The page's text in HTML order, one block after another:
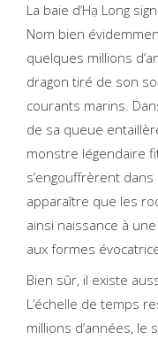
La baie d’Hạ Long
Nom bien
quelques millions
dragon tiré de son
courants marins.
de sa queue
monstre légendaire
s’engouffrèrent
apparaître que les
ainsi naissance à
aux formes
Bien sûr, il existe
L’échelle de temps
millions d’années,